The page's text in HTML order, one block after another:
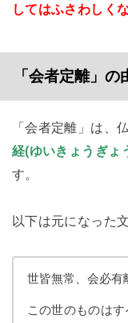
してはふさわしく
「会者定離」の
「会者定離」は、
経(ゆいきょうぎょ
す。
以下は元になった
世皆無常、会必有
この世のものは